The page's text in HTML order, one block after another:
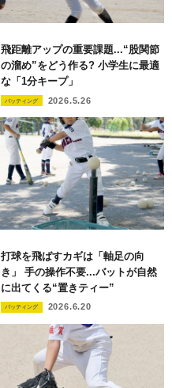
飛距離アップの重要課題...“股関節
の溜め”をどう作る? 小学生に最適
な「1分キープ」
バッティング 2026.5.26
打球を飛ばすカギは「軸足の向
き」 手の操作不要...バットが自然
に出てくる“置きティー”
バッティング 2026.6.20